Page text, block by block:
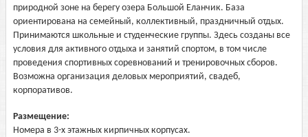
природной зоне на берегу озера Большой Еланчик. База
ориентирована на семейный, коллективный, праздничный отдых.
Принимаются школьные и студенческие группы. Здесь созданы все
условия для активного отдыха и занятий спортом, в том числе
проведения спортивных соревнований и тренировочных сборов.
Возможна организация деловых мероприятий, свадеб,
корпоративов.
Размещение:
Номера в 3-х этажных кирпичных корпусах.